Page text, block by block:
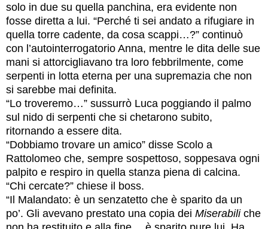
solo in due su quella panchina, era evidente non
fosse diretta a lui. “Perché ti sei andato a rifugiare in
quella torre cadente, da cosa scappi…?” continuò
con l’autointerrogatorio Anna, mentre le dita delle sue
mani si attorcigliavano tra loro febbrilmente, come
serpenti in lotta eterna per una supremazia che non
si sarebbe mai definita.
“Lo troveremo…” sussurrò Luca poggiando il palmo
sul nido di serpenti che si chetarono subito,
ritornando a essere dita.
“Dobbiamo trovare un amico” disse Scolo a
Rattolomeo che, sempre sospettoso, soppesava ogni
palpito e respiro in quella stanza piena di calcina.
“Chi cercate?” chiese il boss.
“Il Malandato: è un senzatetto che è sparito da un
po’. Gli avevano prestato una copia dei Miserabiliche